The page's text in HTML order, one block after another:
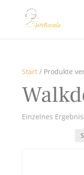
Start/ Produkte
Einzelnes